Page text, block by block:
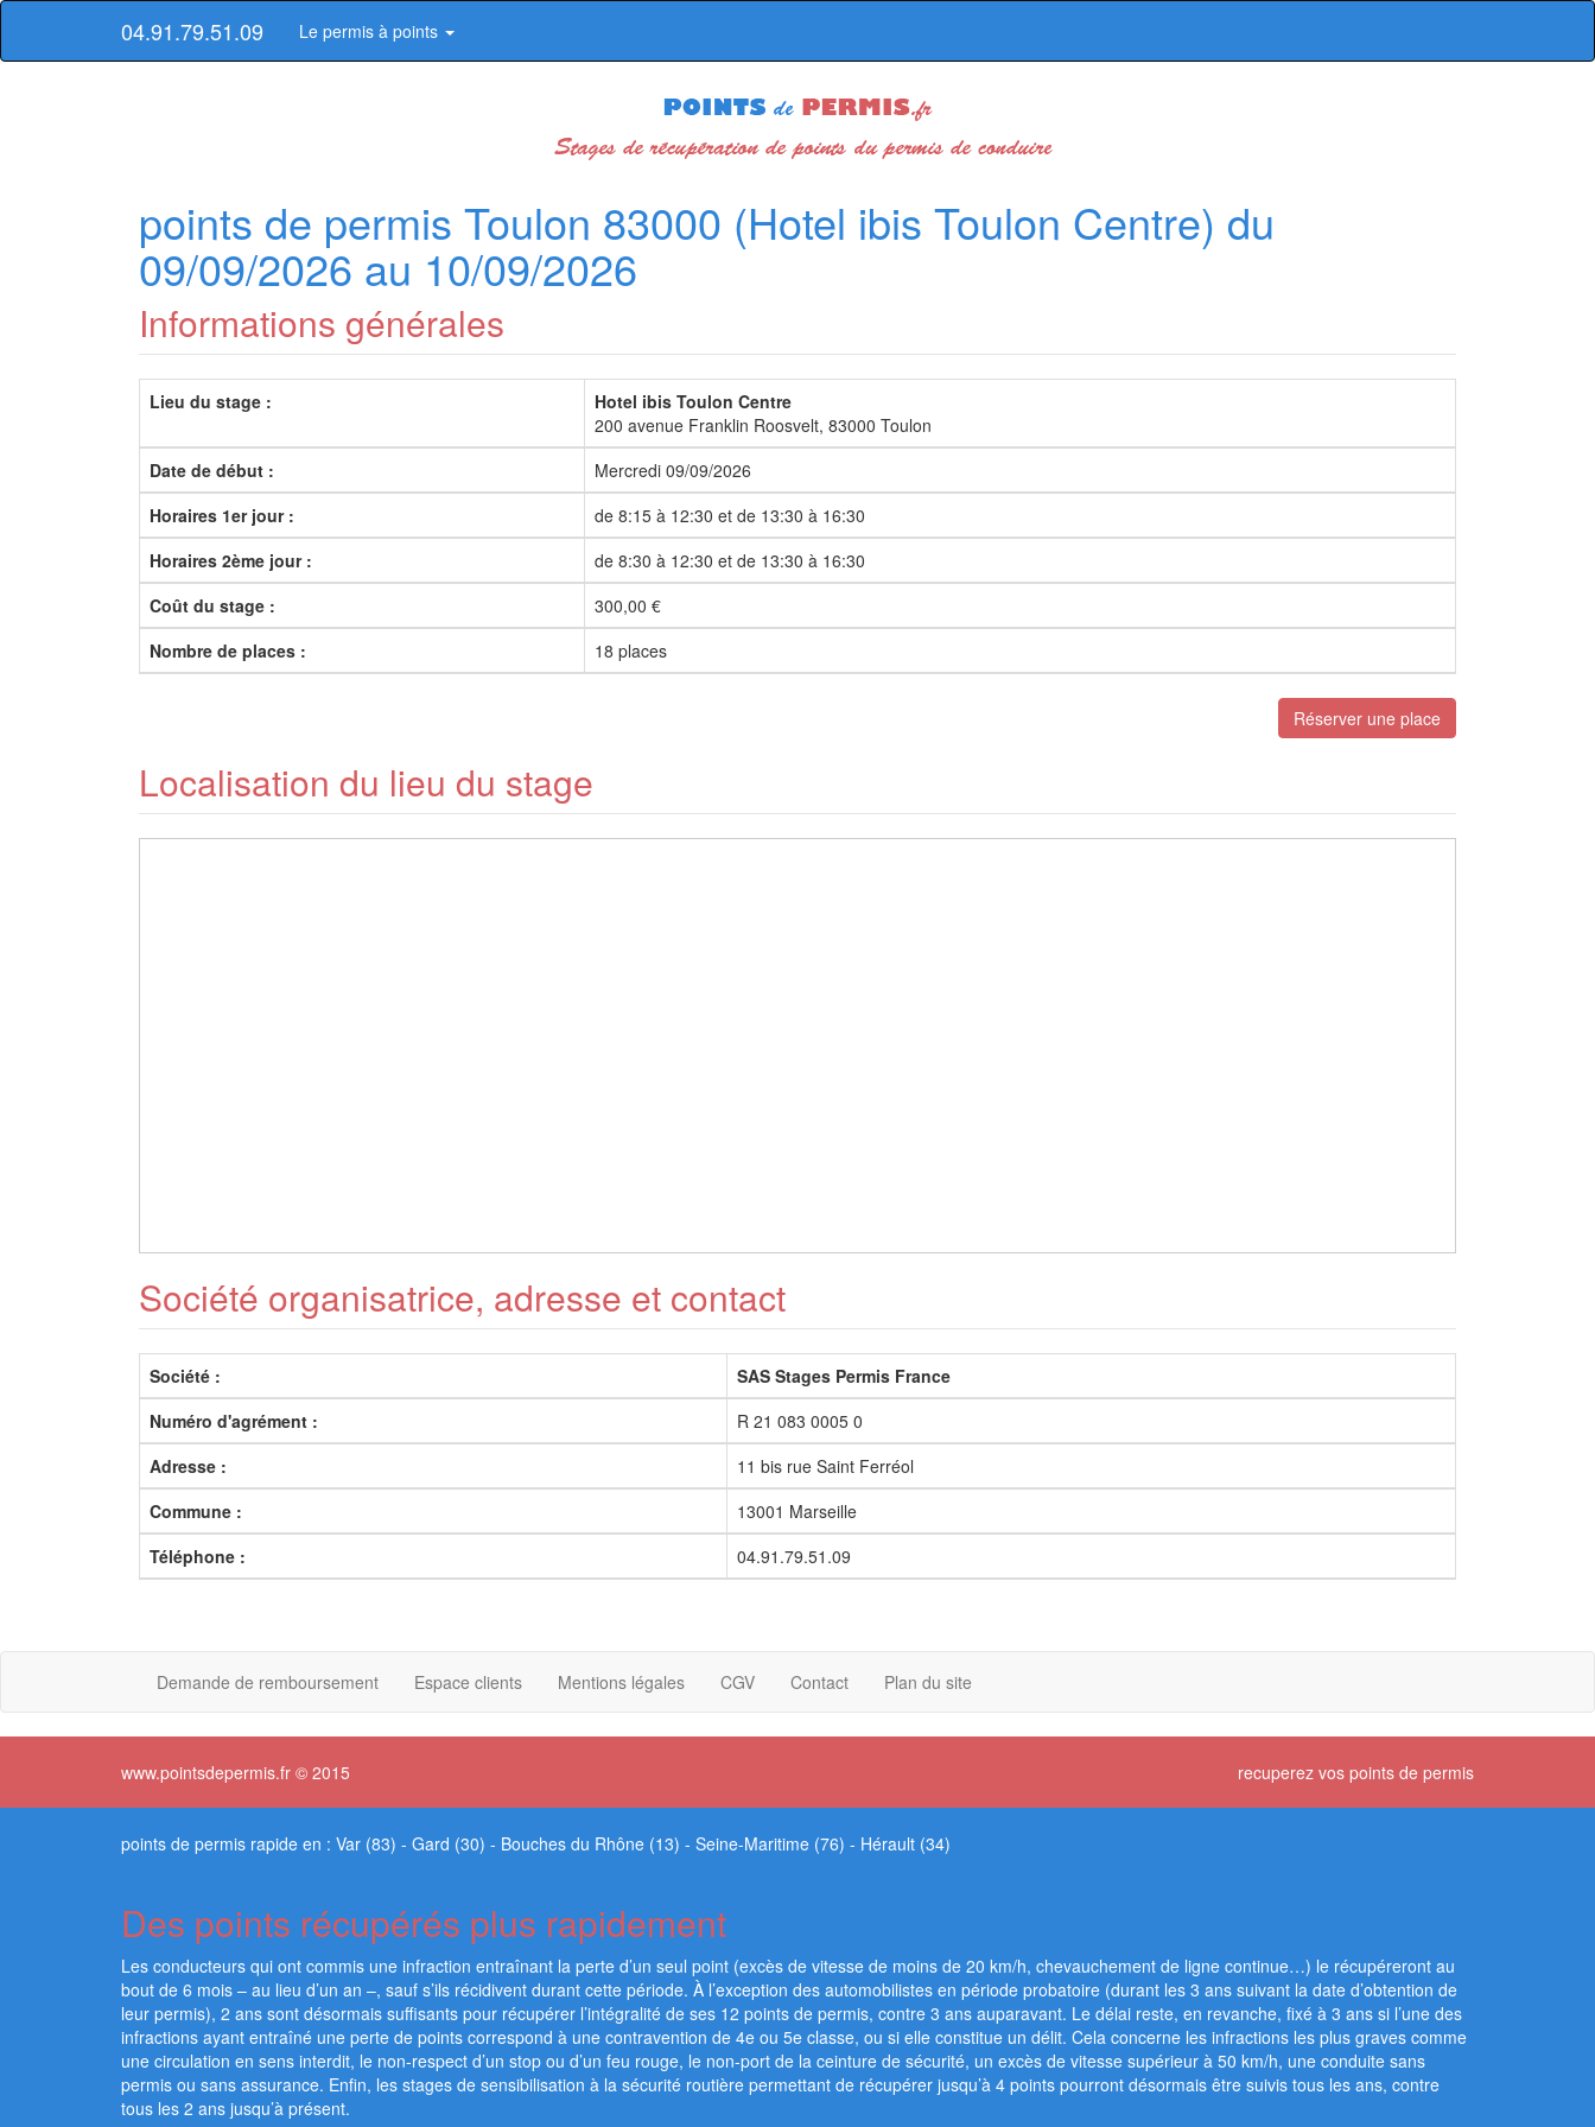
04.91.79.51.09 Le permis à points
points de permis Toulon 83000 (Hotel ibis Toulon Centre) du
09/09/2026 au 10/09/2026
Informations générales
Lieu du stage :
Hotel ibis Toulon Centre
200 avenue Franklin Roosvelt, 83000 Toulon
Date de début :
Mercredi 09/09/2026
Horaires 1er jour :
de 8:15 à 12:30 et de 13:30 à 16:30
Horaires 2ème jour :
de 8:30 à 12:30 et de 13:30 à 16:30
Coût du stage :
300,00 €
Nombre de places :
18 places
Réserver une place
Localisation du lieu du stage
Société organisatrice, adresse et contact
Société :
SAS Stages Permis France
Numéro d'agrément :
R 21 083 0005 0
Adresse :
11 bis rue Saint Ferréol
Commune :
13001 Marseille
Téléphone :
04.91.79.51.09
Demande de remboursement Espace clients Mentions légales CGV Contact Plan du site
www.pointsdepermis.fr © 2015 recuperez vos points de permis
points de permis rapide en : Var (83) - Gard (30) - Bouches du Rhône (13) - Seine-Maritime (76) - Hérault (34)
Des points récupérés plus rapidement
Les conducteurs qui ont commis une infraction entraînant la perte d’un seul point (excès de vitesse de moins de 20 km/h, chevauchement de ligne continue…) le récupéreront au
bout de 6 mois – au lieu d’un an –, sauf s’ils récidivent durant cette période. À l’exception des automobilistes en période probatoire (durant les 3 ans suivant la date d’obtention de
leur permis), 2 ans sont désormais suffisants pour récupérer l’intégralité de ses 12 points de permis, contre 3 ans auparavant. Le délai reste, en revanche, fixé à 3 ans si l’une des
infractions ayant entraîné une perte de points correspond à une contravention de 4e ou 5e classe, ou si elle constitue un délit. Cela concerne les infractions les plus graves comme
une circulation en sens interdit, le non-respect d’un stop ou d’un feu rouge, le non-port de la ceinture de sécurité, un excès de vitesse supérieur à 50 km/h, une conduite sans
permis ou sans assurance. Enfin, les stages de sensibilisation à la sécurité routière permettant de récupérer jusqu’à 4 points pourront désormais être suivis tous les ans, contre
tous les 2 ans jusqu’à présent.